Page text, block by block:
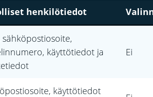
henkilötiedot
sähköpostiosoite,
käyttötiedot ja
Ei
käyttötiedot